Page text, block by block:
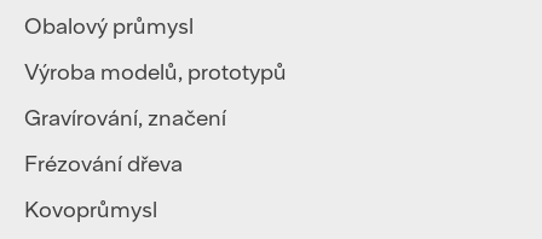
Obalový průmysl
Výroba modelů, prototypů
Gravírování, značení
Frézování dřeva
Kovoprůmysl